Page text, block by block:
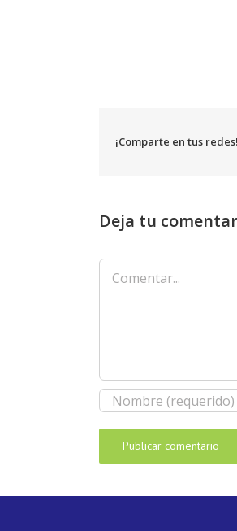
¡Comparte en tus redes!
Deja tu
Comentar